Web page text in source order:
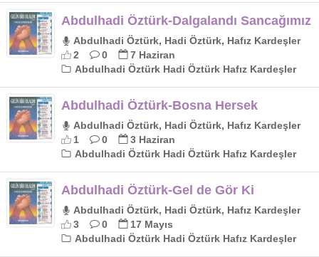
Abdulhadi Öztürk-Dalgalandı Sancağımız
Abdulhadi Öztürk, Hadi Öztürk, Hafız Kardeşler
2
0
7 Haziran
Abdulhadi Öztürk Hadi Öztürk Hafız Kardeşler
Abdulhadi Öztürk-Bosna Hersek
Abdulhadi Öztürk, Hadi Öztürk, Hafız Kardeşler
1
0
3 Haziran
Abdulhadi Öztürk Hadi Öztürk Hafız Kardeşler
Abdulhadi Öztürk-Gel de Gör Ki
Abdulhadi Öztürk, Hadi Öztürk, Hafız Kardeşler
3
0
17 Mayıs
Abdulhadi Öztürk Hadi Öztürk Hafız Kardeşler